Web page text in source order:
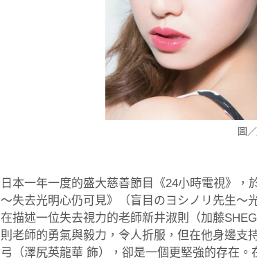
圖／
日本一年一度的盛大慈善節目《24小時電視》
～失去光明心仍可見》（盲目のヨシノリ先生～
在描述一位失去視力的老師新井淑則（加藤
則老師的勇氣與毅力，令人折服，但在他身邊支
弓（澤尻英龍華 飾），卻是一個更堅強的存在